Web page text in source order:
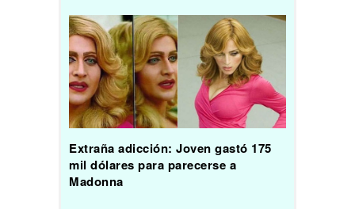
Extraña adicción: Joven gastó 175
mil dólares para parecerse a
Madonna